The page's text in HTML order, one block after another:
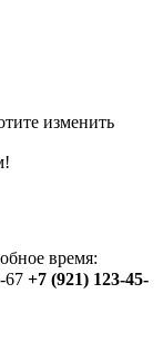
изменить
время:
67 +7 (921) 123-45-